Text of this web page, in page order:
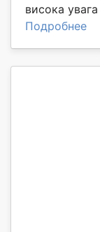
висока
Подробнее